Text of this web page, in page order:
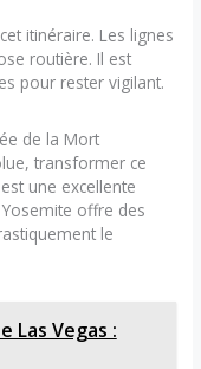
itinéraire. Les lignes
routière. Il est
pour rester vigilant.
de la Mort
transformer ce
une excellente
offre des
le
Las Vegas :